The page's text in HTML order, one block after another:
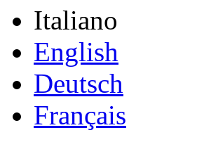
Italiano
English
Deutsch
Français